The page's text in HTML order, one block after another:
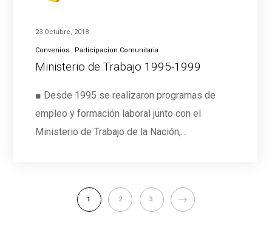
23 Octubre, 2018
Convenios Participacion Comunitaria
Ministerio de Trabajo 1995-1999
■ Desde 1995 se realizaron programas de
empleo y formación laboral junto con el
Ministerio de Trabajo de la Nación,…
1 2 3 NEXT